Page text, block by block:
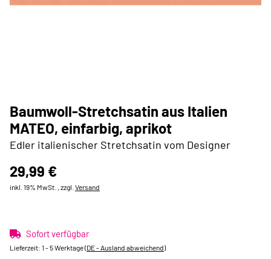
Baumwoll-Stretchsatin aus Italien
MATEO, einfarbig, aprikot
Edler italienischer Stretchsatin vom Designer
29,99 €
inkl. 19% MwSt. , zzgl. Versand
Sofort verfügbar
Lieferzeit: 1 - 5 Werktage(DE - Ausland abweichend)